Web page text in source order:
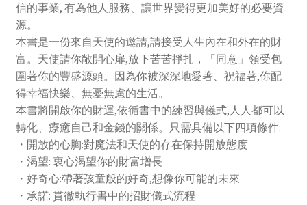
信的事業, 有為他人服務、讓世界變得更加美好的必要資
源。
本書是一份來自天使的邀請,請接受人生內在和外在的財
富。天使請你敞開心扉,放下苦苦掙扎，「同意」領受包
圍著你的豐盛源頭。因為你被深深地愛著、祝福著,你配
得幸福快樂、無憂無慮的生活。
本書將開啟你的財運,依循書中的練習與儀式,人人都可以
轉化、療癒自己和金錢的關係。只需具備以下四項條件:
・開放的心胸:對魔法和天使的存在保持開放態度
・渴望: 衷心渴望你的財富增長
・好奇心:帶著孩童般的好奇,想像你可能的未來
・承諾: 貫徹執行書中的招財儀式流程